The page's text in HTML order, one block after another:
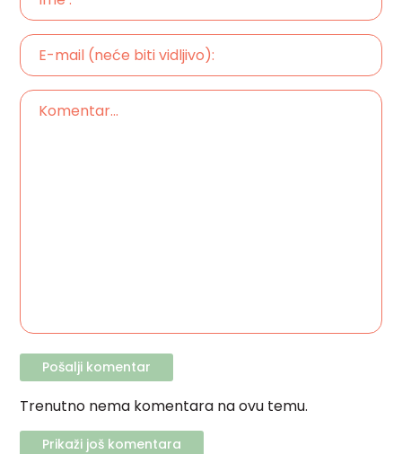
Trenutno nema komentara na ovu temu.
Prikaži još komentara